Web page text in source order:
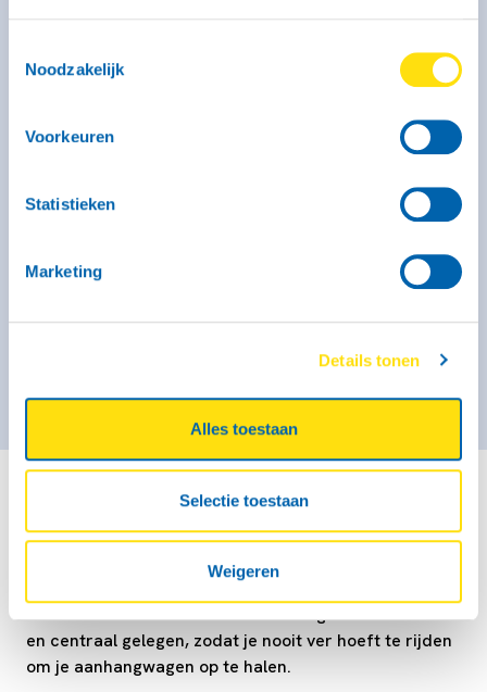
Noodzakelijk
Voorkeuren
Statistieken
Marketing
Details tonen
Alles toestaan
Selectie toestaan
Weigeren
Kenmerken
Max. massa: 750 kg
Geremd: Ja
€ 51,- per kalenderdag
Locaties in Noordwijk voor je boedelbak
ophalen
In Noordwijk huur je jouw boedelbak makkelijk bij
dealer Haan. Deze verhuurlocatie is goed bereikbaar
en centraal gelegen, zodat je nooit ver hoeft te rijden
om je aanhangwagen op te halen.